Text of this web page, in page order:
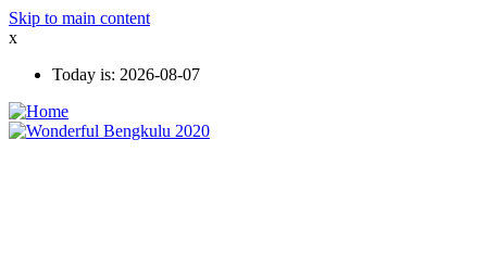
Skip to main content
x
Today is: 2026-08-07